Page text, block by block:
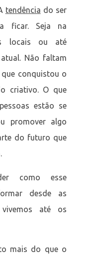
tendência do ser
ficar. Seja na
locais ou até
Não faltam
conquistou o
criativo. O que
estão se
promover algo
do futuro que
como esse
desde as
até os
mais do que o